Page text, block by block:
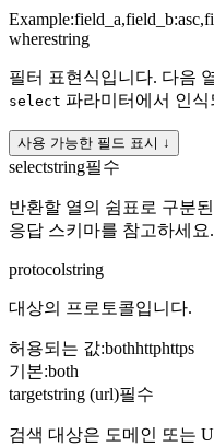
Example:
wherestring
필터 표현식입니다. 다음
select 파라미터에서 인
사용 가능한 필드 표시 ↓
selectstring필수
반환할 열의 쉼표로 구분
응답 스키마를 참고하세요.
protocolstring
대상의 프로토콜입니다.
허용되는 값:bothhttphttps
기본:both
targetstring (url)필수
검색 대상은 도메인 또는